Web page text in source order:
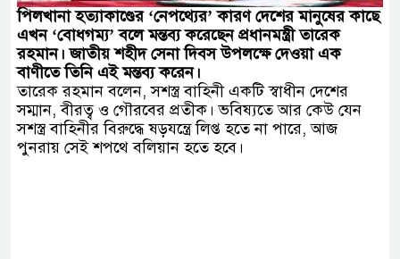
সুরক্ষায় করনীয় – আবদুস সাত্তার দুলাল
পিলখানা হত্যাকাণ্ডের ‘নেপথ্যের’ কারণ দেশের মানুষের কাছে
এখন ‘বোধগম্য’ বলে মন্তব্য করেছেন প্রধানমন্ত্রী তারেক
রহমান। জাতীয় শহীদ সেনা দিবস উপলক্ষে দেওয়া এক
বাণীতে তিনি এই মন্তব্য করেন।
তারেক রহমান বলেন, সশস্ত্র বাহিনী একটি স্বাধীন দেশের
সম্মান, বীরত্ব ও গৌরবের প্রতীক। ভবিষ্যতে আর কেউ যেন
সশস্ত্র বাহিনীর বিরুদ্ধে ষড়যন্ত্রে লিপ্ত হতে না পারে, আজ
পুনরায় সেই শপথে বলিয়ান হতে হবে।